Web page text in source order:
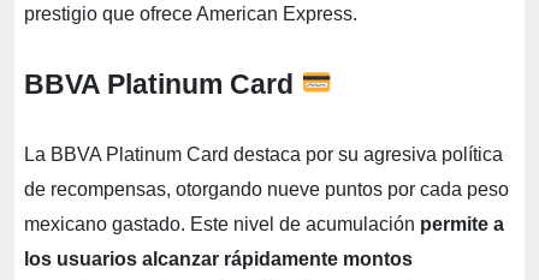
prestigio que ofrece American Express.
BBVA Platinum Card
La BBVA Platinum Card destaca por su agresiva política
de recompensas, otorgando nueve puntos por cada peso
mexicano gastado. Este nivel de acumulación permite a
los usuarios alcanzar rápidamente montos